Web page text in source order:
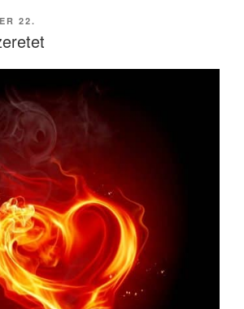
22.